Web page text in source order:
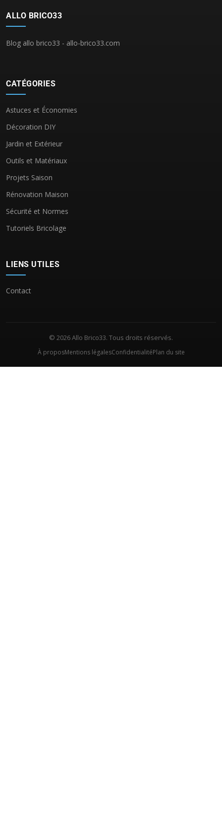
ALLO BRICO33
Blog allo brico33 - allo-brico33.com
CATÉGORIES
Astuces et Économies
Décoration DIY
Jardin et Extérieur
Outils et Matériaux
Projets Saison
Rénovation Maison
Sécurité et Normes
Tutoriels Bricolage
LIENS UTILES
Contact
© 2026 Allo Brico33. Tous droits réservés.
À proposMentions légalesConfidentialitéPlan du site